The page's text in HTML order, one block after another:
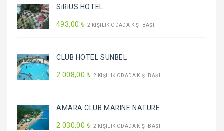
SiRiUS HOTEL
493,00 ₺ 2 KIŞILIK ODADA KIŞI BAŞI
CLUB HOTEL SUNBEL
2.008,00 ₺ 2 KIŞILIK ODADA KIŞI BAŞI
AMARA CLUB MARINE NATURE
2.030,00 ₺ 2 KIŞILIK ODADA KIŞI BAŞI